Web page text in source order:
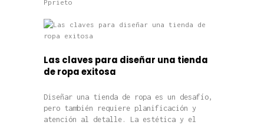
Pprieto
Las claves para diseñar una tienda
de ropa exitosa
Diseñar una tienda de ropa es un desafío,
pero también requiere planificación y
atención al detalle. La estética y el